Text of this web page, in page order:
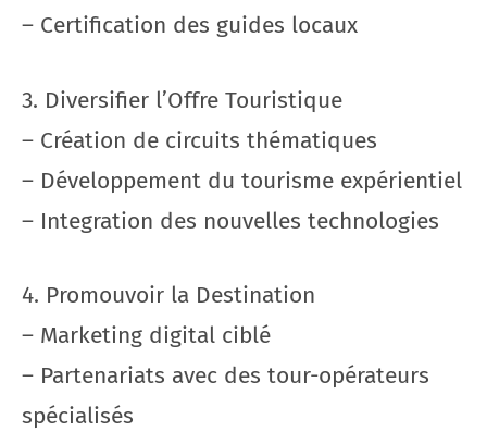
– Certification des guides locaux
3. Diversifier l’Offre Touristique
– Création de circuits thématiques
– Développement du tourisme expérientiel
– Integration des nouvelles technologies
4. Promouvoir la Destination
– Marketing digital ciblé
– Partenariats avec des tour-opérateurs
spécialisés